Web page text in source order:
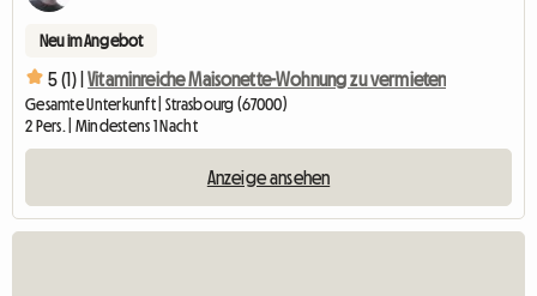
Neu im Angebot
5 (1) | Vitaminreiche Maisonette-Wohnung zu vermieten
Gesamte Unterkunft | Strasbourg (67000)
2 Pers. | Mindestens 1 Nacht
Anzeige ansehen